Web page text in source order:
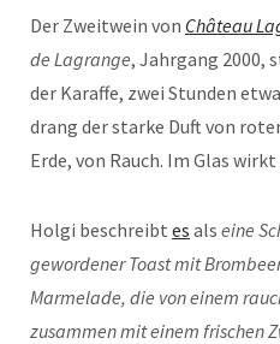
Der Zweitwein von Château
de Lagrange, Jahrgang 2000,
der Karaffe, zwei Stunden
drang der starke Duft von
Erde, von Rauch. Im Glas
Holgi beschreibt es als eine
gewordener Toast mit
Marmelade, die von einem
zusammen mit einem frischen